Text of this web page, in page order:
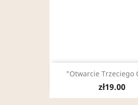
"Otwarcie Trzeciego
zł19.00